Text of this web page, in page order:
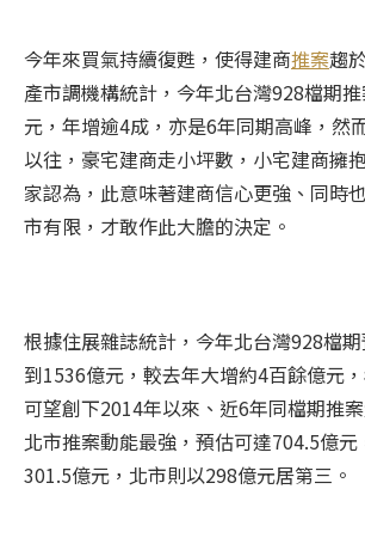
今年來買氣持續復甦，使得建商推案趨
產市調機構統計，今年北台灣928檔期
元，年增逾4成，亦是6年同期高峰，然
以往，豪宅建商走小坪數，小宅建商擁
家認為，此意味著建商信心更強、同時
市有限，才敢作此大膽的決定。
根據住展雜誌統計，今年北台灣928檔
到1536億元，較去年大增約4百餘億元
可望創下2014年以來、近6年同檔期推案
北市推案動能最強，預估可達704.5億
301.5億元，北市則以298億元居第三。